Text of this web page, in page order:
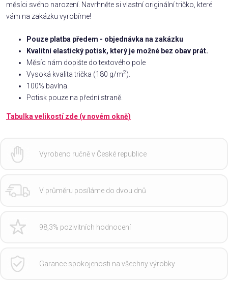
měsíci svého narození. Navrhněte si vlastní originální tričko, které
vám na zakázku vyrobíme!
Pouze platba předem - objednávka na zakázku
Kvalitní elastický potisk, který je možné bez obav prát.
Měsíc nám dopište do textového pole
Vysoká kvalita trička (180 g/m2).
100% bavlna.
Potisk pouze na přední straně.
Tabulka velikostí zde (v novém okně)
Vyrobeno ručně v České republice
V průměru posíláme do dvou dnů
98,3% pozivitních hodnocení
Garance spokojenosti na všechny výrobky